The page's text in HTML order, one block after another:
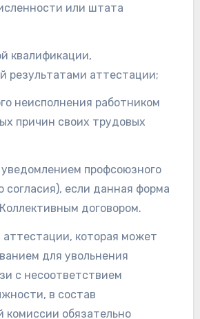
или штата
квалификации,
результатами аттестации;
неисполнения работником
причин своих трудовых
профсоюзного
согласия), если данная форма
договором.
которая может
для увольнения
с несоответствием
в состав
комиссии обязательно